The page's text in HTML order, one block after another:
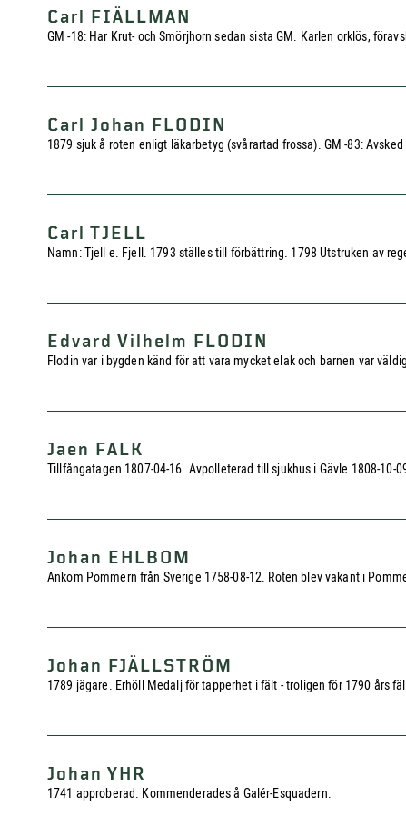
Carl FIÄLLMAN
GM -18: Har Krut- och Smörjhorn sedan sista GM. Karlen orklös,
Carl Johan FLODIN
1879 sjuk å roten enligt läkarbetyg (svårartad frossa). GM -83:
Carl TJELL
Namn: Tjell e. Fjell. 1793 ställes till förbättring. 1798 Utstruken av
Edvard Vilhelm FLODIN
Flodin var i bygden känd för att vara mycket elak och barnen var
Jaen FALK
Tillfångatagen 1807-04-16. Avpolleterad till sjukhus i Gävle 1808-10-
Johan EHLBOM
Ankom Pommern från Sverige 1758-08-12. Roten blev vakant i
Johan FJÄLLSTRÖM
1789 jägare. Erhöll Medalj för tapperhet i fält - troligen för 1790 års
Johan YHR
1741 approberad. Kommenderades å Galér-Esquadern.